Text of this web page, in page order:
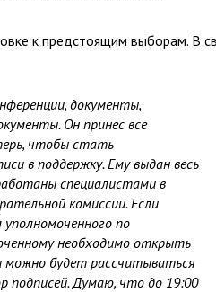
к предстоящим выборам. В
документы,
Он принес все
чтобы стать
в поддержку. Ему выдан весь
специалистами в
комиссии. Если
по
необходимо открыть
можно будет рассчитываться
подписей. Думаю, что до 19:00